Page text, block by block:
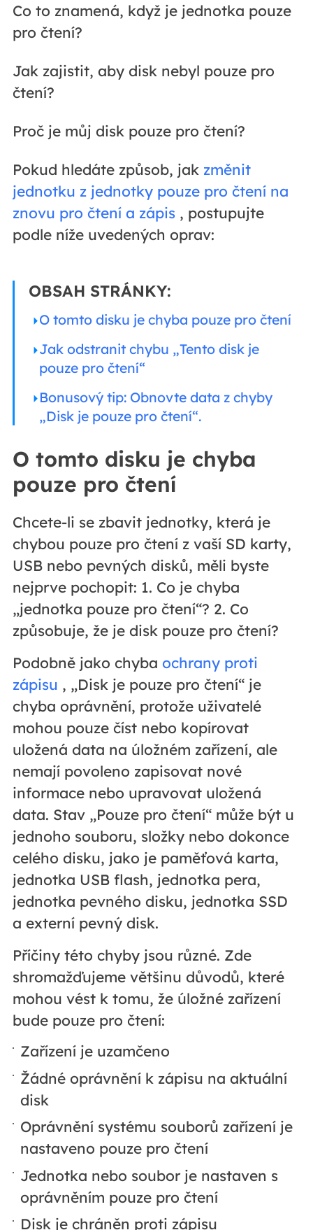
Co to znamená, když je jednotka pouze
pro čtení?
Jak zajistit, aby disk nebyl pouze pro
čtení?
Proč je můj disk pouze pro čtení?
Pokud hledáte způsob, jak změnit
jednotku z jednotky pouze pro čtení na
znovu pro čtení a zápis , postupujte
podle níže uvedených oprav:
OBSAH STRÁNKY:
O tomto disku je chyba pouze pro čtení
Jak odstranit chybu „Tento disk je
pouze pro čtení“
Bonusový tip: Obnovte data z chyby
„Disk je pouze pro čtení“.
O tomto disku je chyba
pouze pro čtení
Chcete-li se zbavit jednotky, která je
chybou pouze pro čtení z vaší SD karty,
USB nebo pevných disků, měli byste
nejprve pochopit: 1. Co je chyba
„jednotka pouze pro čtení“? 2. Co
způsobuje, že je disk pouze pro čtení?
Podobně jako chyba ochrany proti
zápisu , „Disk je pouze pro čtení“ je
chyba oprávnění, protože uživatelé
mohou pouze číst nebo kopírovat
uložená data na úložném zařízení, ale
nemají povoleno zapisovat nové
informace nebo upravovat uložená
data. Stav „Pouze pro čtení“ může být u
jednoho souboru, složky nebo dokonce
celého disku, jako je paměťová karta,
jednotka USB flash, jednotka pera,
jednotka pevného disku, jednotka SSD
a externí pevný disk.
Příčiny této chyby jsou různé. Zde
shromažďujeme většinu důvodů, které
mohou vést k tomu, že úložné zařízení
bude pouze pro čtení:
Zařízení je uzamčeno
Žádné oprávnění k zápisu na aktuální
disk
Oprávnění systému souborů zařízení je
nastaveno pouze pro čtení
Jednotka nebo soubor je nastaven s
oprávněním pouze pro čtení
Disk je chráněn proti zápisu